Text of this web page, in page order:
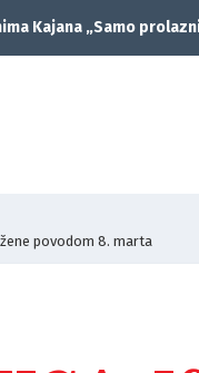
Kajana „Samo
povodom 8. marta